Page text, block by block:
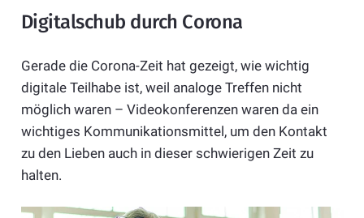
Digitalschub durch Corona
Gerade die Corona-Zeit hat gezeigt, wie wichtig
digitale Teilhabe ist, weil analoge Treffen nicht
möglich waren – Videokonferenzen waren da ein
wichtiges Kommunikationsmittel, um den Kontakt
zu den Lieben auch in dieser schwierigen Zeit zu
halten.